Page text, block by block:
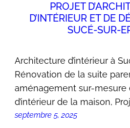
PROJET
D’INTÉRIEUR ET DE
SUCÉ-SUR-
Architecture d’intérieur à
Rénovation de la suite
aménagement sur-mesure
d’intérieur de la maison,
septembre 5, 2025